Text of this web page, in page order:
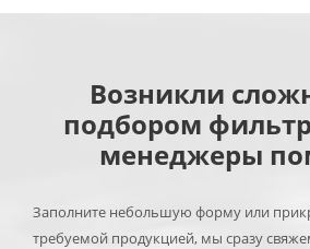
Возникли
подбором
менеджеры
Заполните небольшую форму или
требуемой продукцией, мы сразу